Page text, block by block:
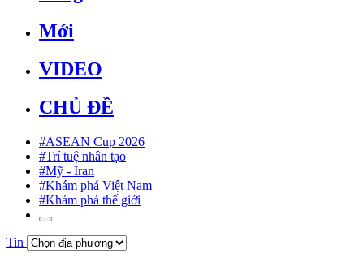
Mới
VIDEO
CHỦ ĐỀ
#ASEAN Cup 2026
#Trí tuệ nhân tạo
#Mỹ - Iran
#Khám phá Việt Nam
#Khám phá thế giới
Tin